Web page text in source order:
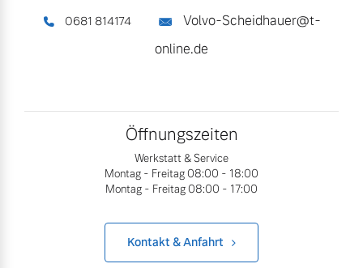
0681 814174
Volvo-Scheidhauer@t-
online.de
Öffnungszeiten
Werkstatt & Service
Montag - Freitag 08:00 - 18:00
Montag - Freitag 08:00 - 17:00
Kontakt & Anfahrt